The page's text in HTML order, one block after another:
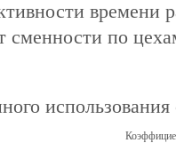
времени
сменности по